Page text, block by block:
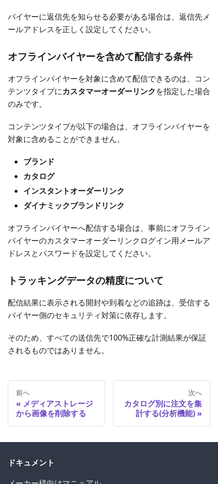
バイヤーに返信先を知らせる必要がある場合は、返信先メ
ールアドレスを正しく設定してください。
オフラインバイヤーを含めて配信する条件
オフラインバイヤーを対象に含めて配信できるのは、コン
テンツタイプにカスタマーオーダーリンクを指定した場合
のみです。
コンテンツタイプが以下の場合は、オフラインバイヤーを
対象に含めることができません。
ブランド
カタログ
インスタントオーダーリンク
ダイナミックブランドリンク
オフラインバイヤーへ配信する場合は、事前にオフライン
バイヤーのカスタマーオーダーリンクログイン用メールア
ドレスとパスワードを設定してください。
トラッキングデータの精度について
配信結果に表示される開封や到着などの追跡は、受信する
バイヤー側のセキュリティ対策に依存します。
そのため、すべての送信先で100%正確な計測結果が保証
されるものではありません。
前へ
メディアストレージ
から画像を削除する
次へ
カタログ別に注文を集
計する(分析機能)
ドキュメント